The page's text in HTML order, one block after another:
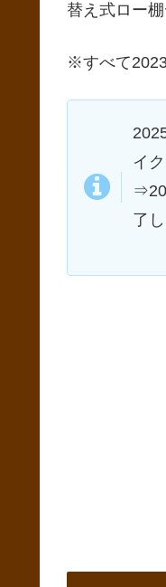
替え式ロー
※すべて
イ
了し